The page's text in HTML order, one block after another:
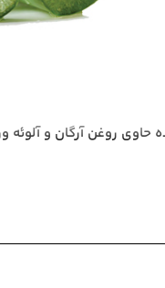
حاوی روغن آرگان و آلوئه